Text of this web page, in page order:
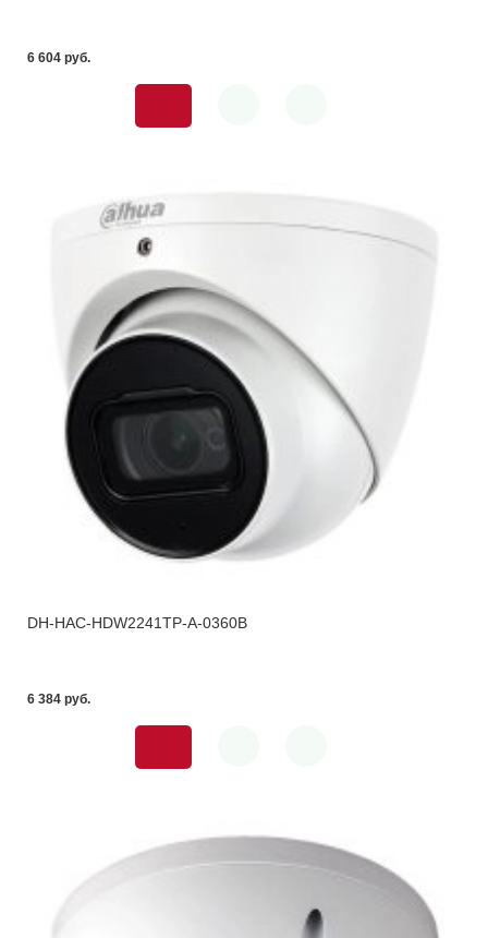
6 604 pуб.
DH-HAC-HDW2241TP-A-0360B
6 384 pуб.